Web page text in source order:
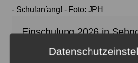
- Schulanfang! - Foto: JPH
Einschulung 2026 in